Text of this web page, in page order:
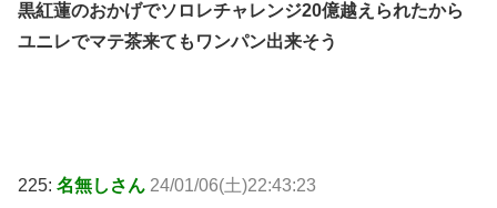
黒紅蓮のおかげでソロレチャレンジ20億越えられたから
ユニレでマテ茶来てもワンパン出来そう
225: 名無しさん 24/01/06(土)22:43:23